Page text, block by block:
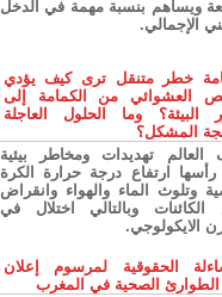
ويساهم بنسبة مهمة في الدخل
الإجمالي.
خطر متنقل ترى كيف يؤدي
العشوائي من الكمامة إلى
البيئة؟ وما الحلول العاجلة
المشكل؟
العالم تهديدات ومخاطر بيئية
ارتفاع درجة حرارة الكرة
وتلوث الماء والهواء وانقراض
وبالتالي اختلال في
الايكولوجي.
الحقوقية لمرسوم إعلان
الصحية في المغرب